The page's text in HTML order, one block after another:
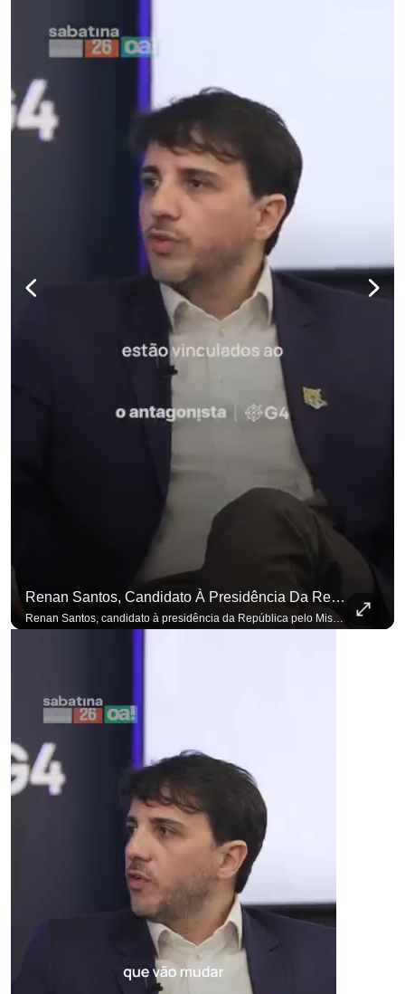
Renan Santos, Candidato À Presidência Da República Pelo Missão, Defende Aplicar Reformas Fiscais